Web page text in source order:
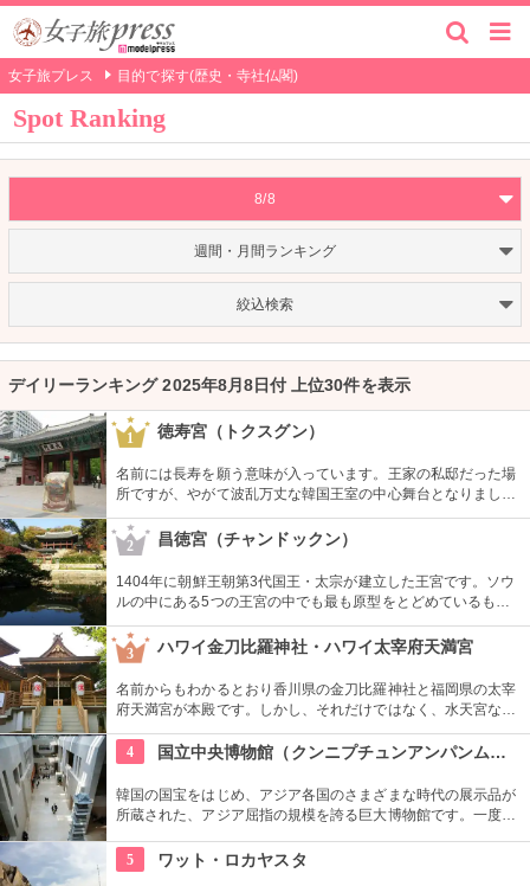
女子旅プレス 目的で探す(歴史・寺社仏閣)
Spot Ranking
8/8
週間・月間ランキング
絞込検索
デイリーランキング 2025年8月8日付 上位30件を表示
1 徳寿宮（トクスグン）
名前には長寿を願う意味が入っています。王家の私邸だった場
所ですが、やがて波乱万丈な韓国王室の中心舞台となりまし
た。西洋スタイルの石造殿は韓国初のルネッサンス様式。西洋
のスタイルと東洋のスタイルがミックスされた面白い造りとな
っています。
2 昌徳宮（チャンドックン）
1404年に朝鮮王朝第3代国王・太宗が建立した王宮です。ソウ
ルの中にある5つの王宮の中でも最も原型をとどめているもの
とされ、世界文化遺産にも登録されています。景福宮が豊臣秀
吉によって消失されてから再建までの270年間、王宮として使
用されました。
3 ハワイ金刀比羅神社・ハワイ太宰府天満宮
名前からもわかるとおり香川県の金刀比羅神社と福岡県の太宰
府天満宮が本殿です。しかし、それだけではなく、水天宮など
7つのお宮さんがあります。お願いごとによって使い分けても
いいですね。もちろん、全部回ってあらゆるお願いをする人
4 国立中央博物館（クンニプチュンアンパンムルグァン）
韓国の国宝をはじめ、アジア各国のさまざまな時代の展示品が
所蔵された、アジア屈指の規模を誇る巨大博物館です。一度に
すめします。周辺は庭園や植物園もあり、1日中楽しめます。
5 ワット・ロカヤスタ